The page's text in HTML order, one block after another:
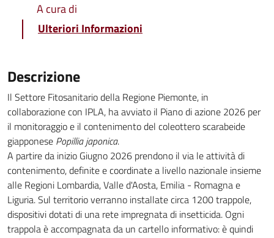
A cura di
Ulteriori Informazioni
Descrizione
Il Settore Fitosanitario della Regione Piemonte, in
collaborazione con IPLA, ha avviato il Piano di azione 2026 per
il monitoraggio e il contenimento del coleottero scarabeide
giapponese Popillia japonica.
A partire da inizio Giugno 2026 prendono il via le attività di
contenimento, definite e coordinate a livello nazionale insieme
alle Regioni Lombardia, Valle d'Aosta, Emilia - Romagna e
Liguria.Sul territorio verranno installate circa 1200 trappole,
dispositivi dotati di una rete impregnata di insetticida. Ogni
trappola è accompagnata da un cartello informativo: è quindi